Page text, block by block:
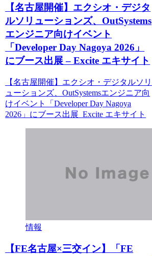
【名古屋開催】エクシオ・デジタ
ルソリューションズ、OutSystems
エンジニア向けイベント
「Developer Day Nagoya 2026」
にブース出展 – Excite エキサイト
【名古屋開催】エクシオ・デジタルソリ
ューションズ、OutSystemsエンジニア向
けイベント「Developer Day Nagoya
2026」にブース出展 Excite エキサイト
情報
【FE名古屋×三交イン】「FE